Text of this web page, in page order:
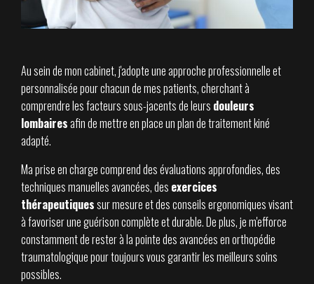
Au sein de mon cabinet, j'adopte une approche professionnelle et
personnalisée pour chacun de mes patients, cherchant à
comprendre les facteurs sous-jacents de leurs douleurs
lombairesafin de mettre en place un plan de traitement kiné
adapté.
Ma prise en charge comprend des évaluations approfondies, des
techniques manuelles avancées, des exercices
thérapeutiquessur mesure et des conseils ergonomiques visant
à favoriser une guérison complète et durable. De plus, je m'efforce
constamment de rester à la pointe des avancées en orthopédie
traumatologique pour toujours vous garantir les meilleurs soins
possibles.